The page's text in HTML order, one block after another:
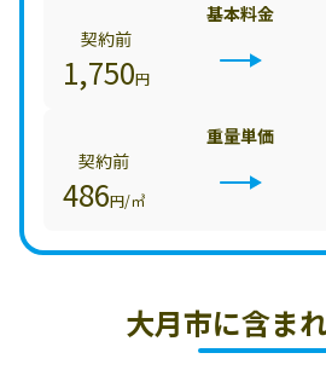
基本料金
契約前
1,750円
重量単価
契約前
486円/㎥
大月市に含ま